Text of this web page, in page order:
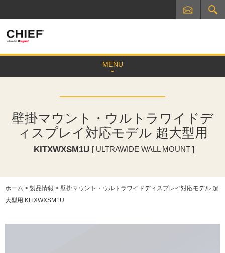
MENU
壁掛マウント・ウルトラワイドデ
ィスプレイ対応モデル 超大型用
KITXWXSM1U [ ULTRAWIDE WALL MOUNT ]
ホーム > 製品情報 > 壁掛マウント・ウルトラワイドディスプレイ対応モデル 超
大型用 KITXWXSM1U